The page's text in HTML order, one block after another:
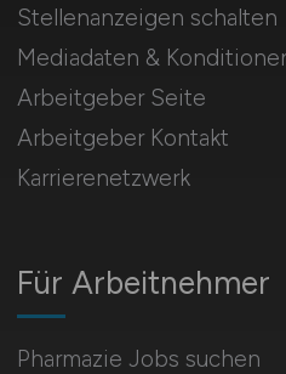
Für Arbeitnehmer
Pharmazie Jobs suchen
Stellenanzeigen schalten
Mediadaten &
Arbeitgeber Seite
Arbeitgeber Kontakt
Karrierenetzwerk